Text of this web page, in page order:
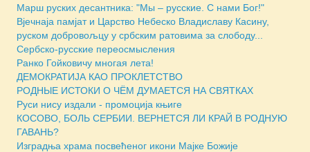
Марш руских десантника: "Мы – русские. С нами Бог!"
Вјечнаја памјат и Царство Небеско Владиславу Касину,
руском добровољцу у србским ратовима за слободу...
Сербско-русские переосмысления
Ранко Гойковичу многая лета!
ДЕМОКРАТИЈА КАО ПРОКЛЕТСТВО
РОДНЫЕ ИСТОКИ О ЧЁМ ДУМАЕТСЯ НА СВЯТКАХ
Руси нису издали - промоција књиге
КОСОВО, БОЛЬ СЕРБИИ. ВЕРНЕТСЯ ЛИ КРАЙ В РОДНУЮ
ГАВАНЬ?
Изградња храма посвећеног икони Мајке Божије